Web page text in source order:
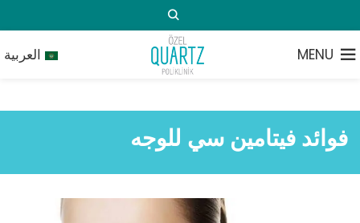
MENU العربية
فوائد فيتامين سي للوجه